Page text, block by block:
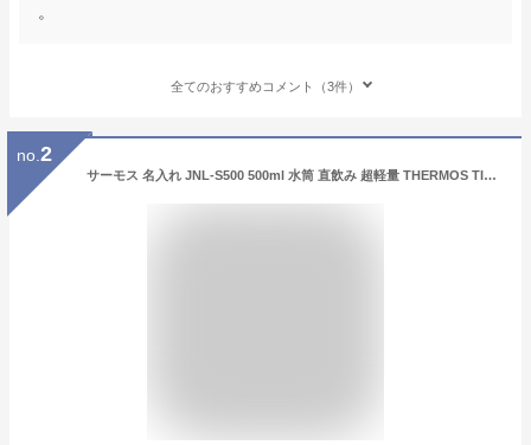
。
全てのおすすめコメント（3件）
no. 2
サーモス 名入れ JNL-S500 500ml 水筒 直飲み 超軽量 THERMOS TIGER タイガー MKR-W050 スポーツドリンク対応 シンプル かわいい 水筒 ギフト プレゼント 入学 お祝い イベント 名入り 実用的 マイボトル 男性 女性 母の日 父の日